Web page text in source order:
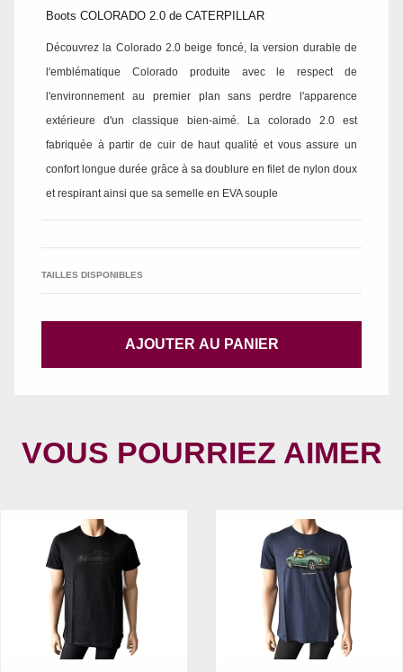
Boots COLORADO 2.0 de CATERPILLAR
Découvrez la Colorado 2.0 beige foncé, la version durable de
l'emblématique Colorado produite avec le respect de
l'environnement au premier plan sans perdre l'apparence
extérieure d'un classique bien-aimé. La colorado 2.0 est
fabriquée à partir de cuir de haut qualité et vous assure un
confort longue durée grâce à sa doublure en filet de nylon doux
et respirant ainsi que sa semelle en EVA souple
TAILLES DISPONIBLES
AJOUTER AU PANIER
VOUS POURRIEZ AIMER